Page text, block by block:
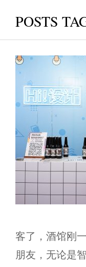
POSTS
客了，酒馆刚
朋友，无论是